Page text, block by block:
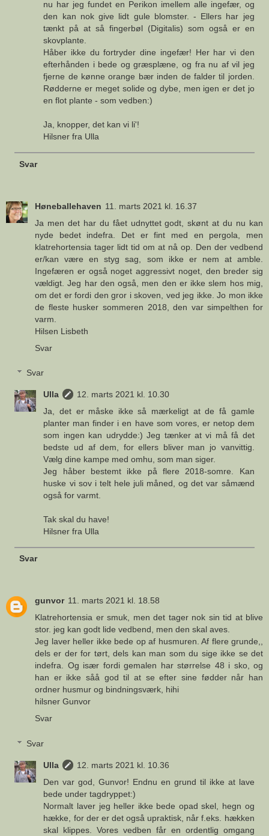
nu har jeg fundet en Perikon imellem alle ingefær, og
den kan nok give lidt gule blomster. - Ellers har jeg
tænkt på at så fingerbøl (Digitalis) som også er en
skovplante.
Håber ikke du fortryder dine ingefær! Her har vi den
efterhånden i bede og græsplæne, og fra nu af vil jeg
fjerne de kønne orange bær inden de falder til jorden.
Rødderne er meget solide og dybe, men igen er det jo
en flot plante - som vedben:)
Ja, knopper, det kan vi li'!
Hilsner fra Ulla
Svar
Høneballehaven 11. marts 2021 kl. 16.37
Ja men det har du fået udnyttet godt, skønt at du nu kan
nyde bedet indefra. Det er fint med en pergola, men
klatrehortensia tager lidt tid om at nå op. Den der vedbend
er/kan være en styg sag, som ikke er nem at amble.
Ingefæren er også noget aggressivt noget, den breder sig
vældigt. Jeg har den også, men den er ikke slem hos mig,
om det er fordi den gror i skoven, ved jeg ikke. Jo mon ikke
de fleste husker sommeren 2018, den var simpelthen for
varm.
Hilsen Lisbeth
Svar
Svar
Ulla
12. marts 2021 kl. 10.30
Ja, det er måske ikke så mærkeligt at de få gamle
planter man finder i en have som vores, er netop dem
som ingen kan udrydde:) Jeg tænker at vi må få det
bedste ud af dem, for ellers bliver man jo vanvittig.
Vælg dine kampe med omhu, som man siger.
Jeg håber bestemt ikke på flere 2018-somre. Kan
huske vi sov i telt hele juli måned, og det var såmænd
også for varmt.
Tak skal du have!
Hilsner fra Ulla
Svar
gunvor 11. marts 2021 kl. 18.58
Klatrehortensia er smuk, men det tager nok sin tid at blive
stor. jeg kan godt lide vedbend, men den skal aves.
Jeg laver heller ikke bede op af husmuren. Af flere grunde,,
dels er der for tørt, dels kan man som du sige ikke se det
indefra. Og især fordi gemalen har størrelse 48 i sko, og
han er ikke såå god til at se efter sine fødder når han
ordner husmur og bindningsværk, hihi
hilsner Gunvor
Svar
Svar
Ulla
12. marts 2021 kl. 10.36
Den var god, Gunvor! Endnu en grund til ikke at lave
bede under tagdryppet:)
Normalt laver jeg heller ikke bede opad skel, hegn og
hække, for der er det også upraktisk, når f.eks. hækken
skal klippes. Vores vedben får en ordentlig omgang